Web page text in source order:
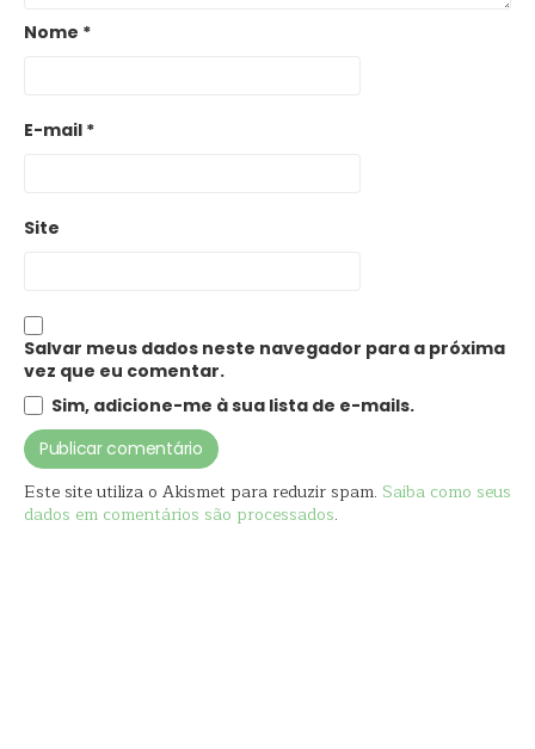
Nome *
E-mail *
Site
Salvar meus dados neste navegador para a próxima
vez que eu comentar.
Sim, adicione-me à sua lista de e-mails.
Este site utiliza o Akismet para reduzir spam. Saiba como seus
dados em comentários são processados.